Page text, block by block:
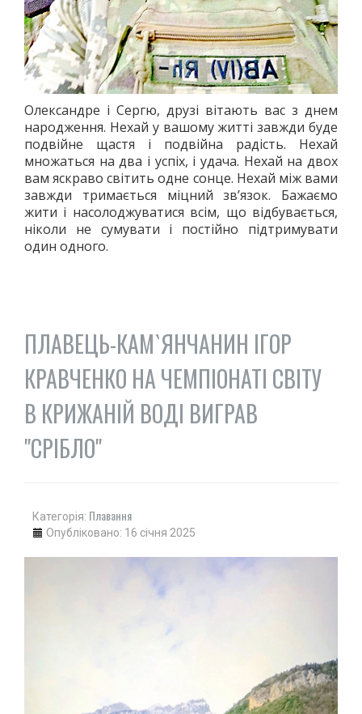
Олександре і Сергю, друзі вітають вас з днем
народження. Нехай у вашому житті завжди буде
подвійне щастя і подвійна радість. Нехай
множаться на два і успіх, і удача. Нехай на двох
вам яскраво світить одне сонце. Нехай між вами
завжди тримається міцний зв’язок. Бажаємо
жити і насолоджуватися всім, що відбувається,
ніколи не сумувати і постійно підтримувати
один одного.
ПЛАВЕЦЬ-КАМ`ЯНЧАНИН ІГОР
КРАВЧЕНКО НА ЧЕМПІОНАТІ СВІТУ
В КРИЖАНІЙ ВОДІ ВИГРАВ
"СРІБЛО"
Категорія: Плавання
Опубліковано: 16 січня 2025